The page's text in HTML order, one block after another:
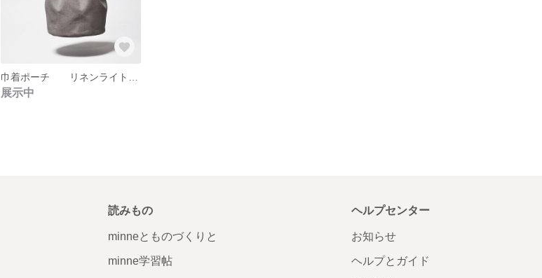
展示中
読みもの
minneとものづくりと
minne学習帖
ヘルプセンター
お知らせ
ヘルプとガイド